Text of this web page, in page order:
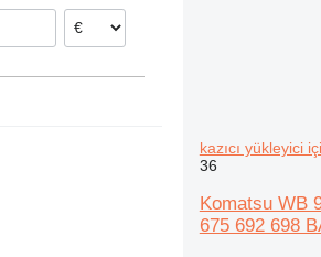
kazıcı yükleyici
36
Komatsu WB
675 692 698